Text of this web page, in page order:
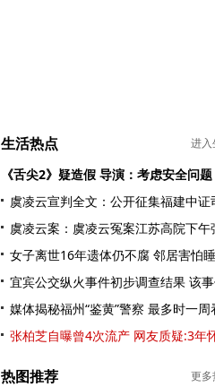
进入
生活热点
《舌尖2》疑造假 导演：考虑安全问题
虞凌云宣判全文：公开征集福建中证
虞凌云案：虞凌云冤案江苏高院下午
女子离世16年遗体仍不腐 邻居害怕
宜宾公交纵火事件初步调查结果 该
媒体揭秘福州“鉴黄”警察 最多时一
张柏芝自曝曾4次流产 网友质疑:3年
更多
热图推荐